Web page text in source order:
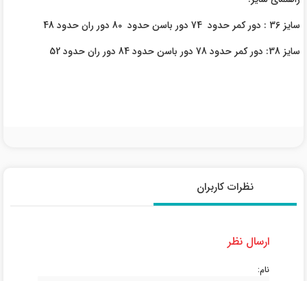
سایز 36 : دور کمر حدود 74 دور باسن حدود 80 دور ران حدود 48
سایز 38: دور کمر حدود 78 دور باسن حدود 84 دور ران حدود 52
نظرات کاربران
ارسال نظر
نام: